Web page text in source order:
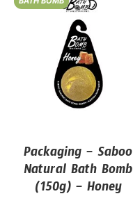
Packaging – Saboo
Natural Bath Bomb
(150g) – Honey